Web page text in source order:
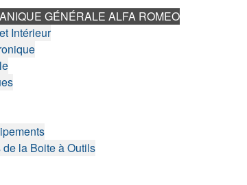
GÉNÉRALE ALFA ROMEO
Intérieur
la Boite à Outils